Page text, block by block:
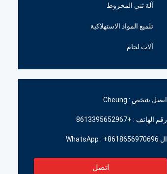
آلة ثني المخروط
تلميع المواد الاستهلاكية
آلات لحام
اتصل شخص : Cheung
رقم الهاتف : +8613395652967
ال WhatsApp : +8618656970696
اتصل